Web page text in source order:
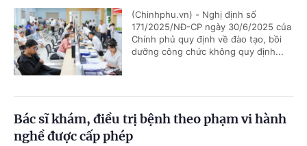
(Chinhphu.vn) - Nghị định số
171/2025/NĐ-CP ngày 30/6/2025 của
Chính phủ quy định về đào tạo, bồi
dưỡng công chức không quy định...
Bác sĩ khám, điều trị bệnh theo phạm vi hành
nghề được cấp phép